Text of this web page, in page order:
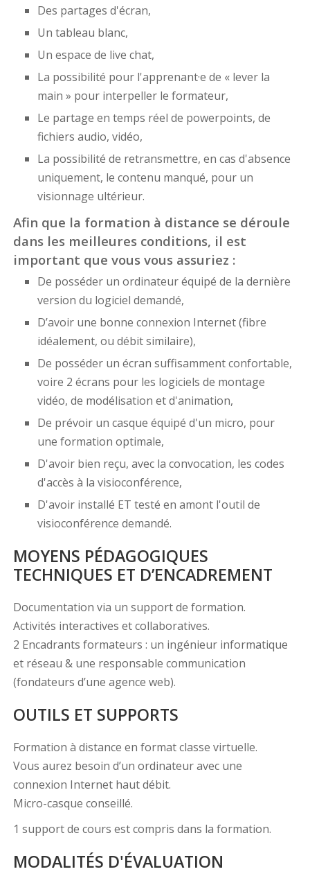
Des partages d'écran,
Un tableau blanc,
Un espace de live chat,
La possibilité pour l'apprenant·e de « lever la
main » pour interpeller le formateur,
Le partage en temps réel de powerpoints, de
fichiers audio, vidéo,
La possibilité de retransmettre, en cas d'absence
uniquement, le contenu manqué, pour un
visionnage ultérieur.
Afin que la formation à distance se déroule
dans les meilleures conditions, il est
important que vous vous assuriez :
De posséder un ordinateur équipé de la dernière
version du logiciel demandé,
D’avoir une bonne connexion Internet (fibre
idéalement, ou débit similaire),
De posséder un écran suffisamment confortable,
voire 2 écrans pour les logiciels de montage
vidéo, de modélisation et d'animation,
De prévoir un casque équipé d'un micro, pour
une formation optimale,
D'avoir bien reçu, avec la convocation, les codes
d'accès à la visioconférence,
D'avoir installé ET testé en amont l'outil de
visioconférence demandé.
MOYENS PÉDAGOGIQUES
TECHNIQUES ET D’ENCADREMENT
Documentation via un support de formation.
Activités interactives et collaboratives.
2 Encadrants formateurs : un ingénieur informatique
et réseau & une responsable communication
(fondateurs d’une agence web).
OUTILS ET SUPPORTS
Formation à distance en format classe virtuelle.
Vous aurez besoin d’un ordinateur avec une
connexion Internet haut débit.
Micro-casque conseillé.
1 support de cours est compris dans la formation.
MODALITÉS D'ÉVALUATION